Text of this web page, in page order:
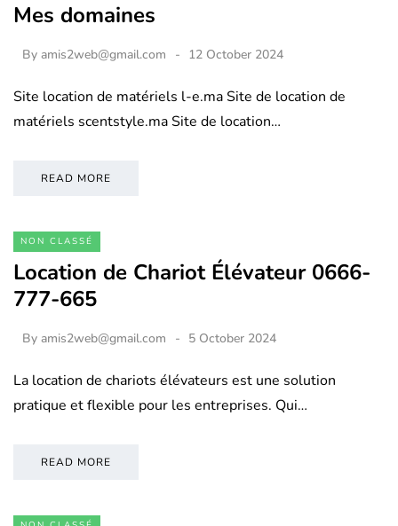
Mes domaines
By amis2web@gmail.com 12 October 2024
Site location de matériels l-e.ma Site de location de
matériels scentstyle.ma Site de location…
READ MORE
NON CLASSÉ
Location de Chariot Élévateur 0666-
777-665
By amis2web@gmail.com 5 October 2024
La location de chariots élévateurs est une solution
pratique et flexible pour les entreprises. Qui…
READ MORE